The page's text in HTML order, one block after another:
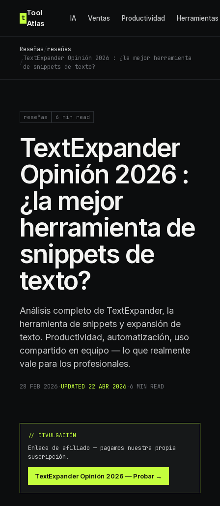
t
Tool
Atlas
IA Ventas Productividad Herramientas
Reseñas/reseñas
/
TextExpander Opinión 2026 : ¿la mejor herramienta
de snippets de texto?
reseñas 6 min read
TextExpander
Opinión 2026 :
¿la mejor
herramienta de
snippets de
texto?
Análisis completo de TextExpander, la
herramienta de snippets y expansión de
texto. Productividad, automatización, uso
compartido en equipo — lo que realmente
vale para los profesionales.
28 FEB 2026·UPDATED 22 ABR 2026·6 MIN READ
// DIVULGACIÓN
Enlace de afiliado — pagamos nuestra propia
suscripción.
TextExpander Opinión 2026 — Probar →